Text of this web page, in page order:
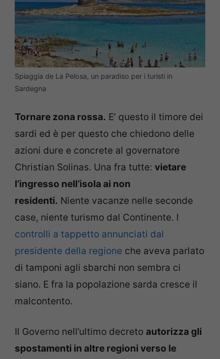
Spiaggia de La Pelosa, un paradiso per i turisti in
Sardegna
Tornare zona rossa. E’ questo il timore dei
sardi ed è per questo che chiedono delle
azioni dure e concrete al governatore
Christian Solinas. Una fra tutte: vietare
l’ingresso nell’isola ai non
residenti. Niente vacanze nelle seconde
case, niente turismo dal Continente. I
controlli a tappetto annunciati dal
presidente della regione che aveva parlato
di tamponi agli sbarchi non sembra ci
siano. E fra la popolazione sarda cresce il
malcontento.
Il Governo nell’ultimo decreto autorizza gli
spostamenti in altre regioni verso le